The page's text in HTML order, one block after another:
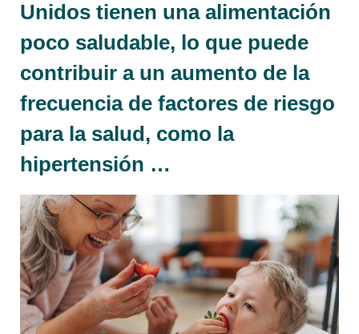
Unidos tienen una alimentación
poco saludable, lo que puede
contribuir a un aumento de la
frecuencia de factores de riesgo
para la salud, como la
hipertensión …